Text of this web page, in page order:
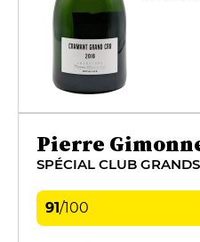
Pierre
91/100